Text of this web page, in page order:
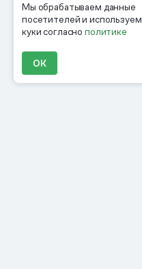
Мы обрабатываем данные
посетителей и используем
куки согласнополитике
ОК